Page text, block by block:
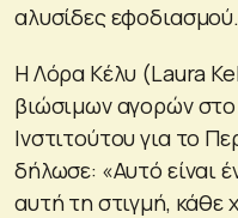
αλυσίδες εφοδιασμού.
Η Λόρα Κέλυ (Laura
βιώσιμων αγορών
Ινστιτούτου για το
δήλωσε: «Αυτό είναι
αυτή τη στιγμή, κάθε